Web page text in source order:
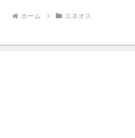
ホーム エネオス